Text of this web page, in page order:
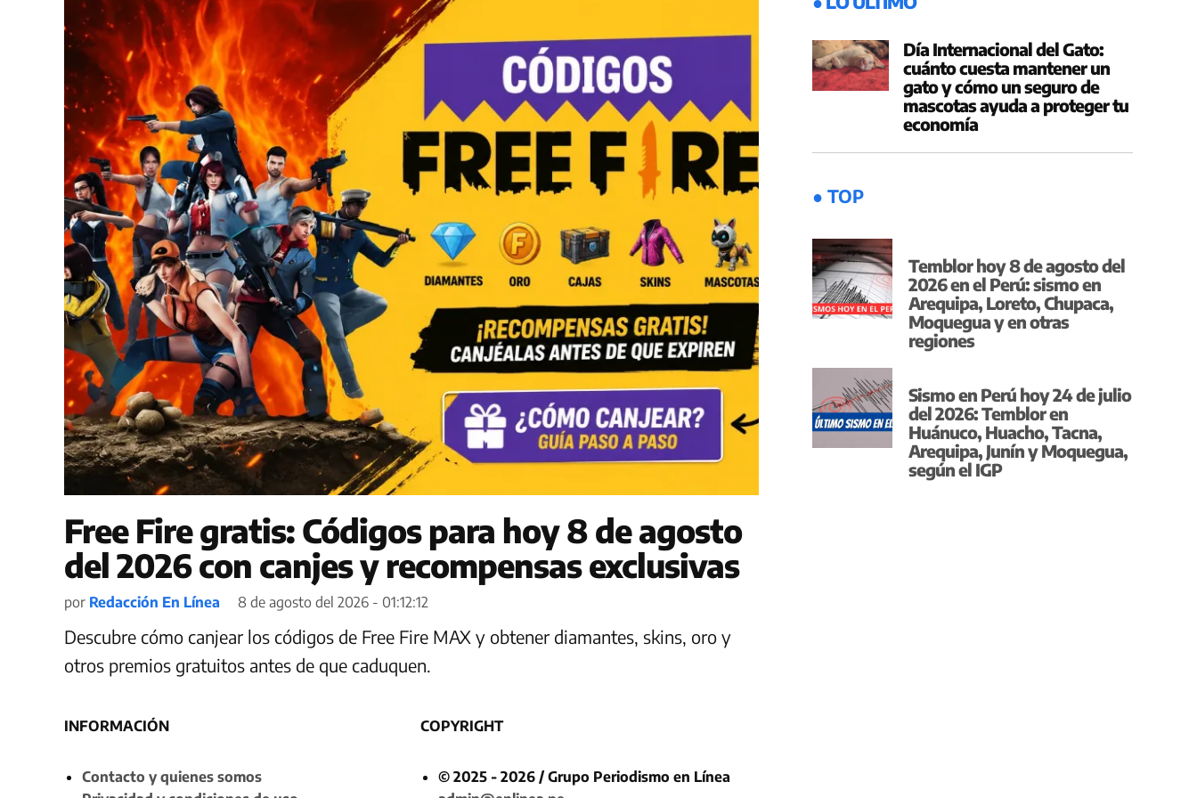
Free Fire gratis: Códigos para hoy 8 de agosto
del 2026 con canjes y recompensas exclusivas
por Redacción En Línea 8 de agosto del 2026 - 01:12:12
Descubre cómo canjear los códigos de Free Fire MAX y obtener diamantes, skins, oro y
otros premios gratuitos antes de que caduquen.
Día Internacional del Gato:
cuánto cuesta mantener un
gato y cómo un seguro de
mascotas ayuda a proteger tu
economía
● TOP
Temblor hoy 8 de agosto del
2026 en el Perú: sismo en
Arequipa, Loreto, Chupaca,
Moquegua y en otras
regiones
Sismo en Perú hoy 24 de julio
del 2026: Temblor en
Huánuco, Huacho, Tacna,
Arequipa, Junín y Moquegua,
según el IGP
INFORMACIÓN
Contacto y quienes somos
COPYRIGHT
© 2025 - 2026 / Grupo Periodismo en Línea